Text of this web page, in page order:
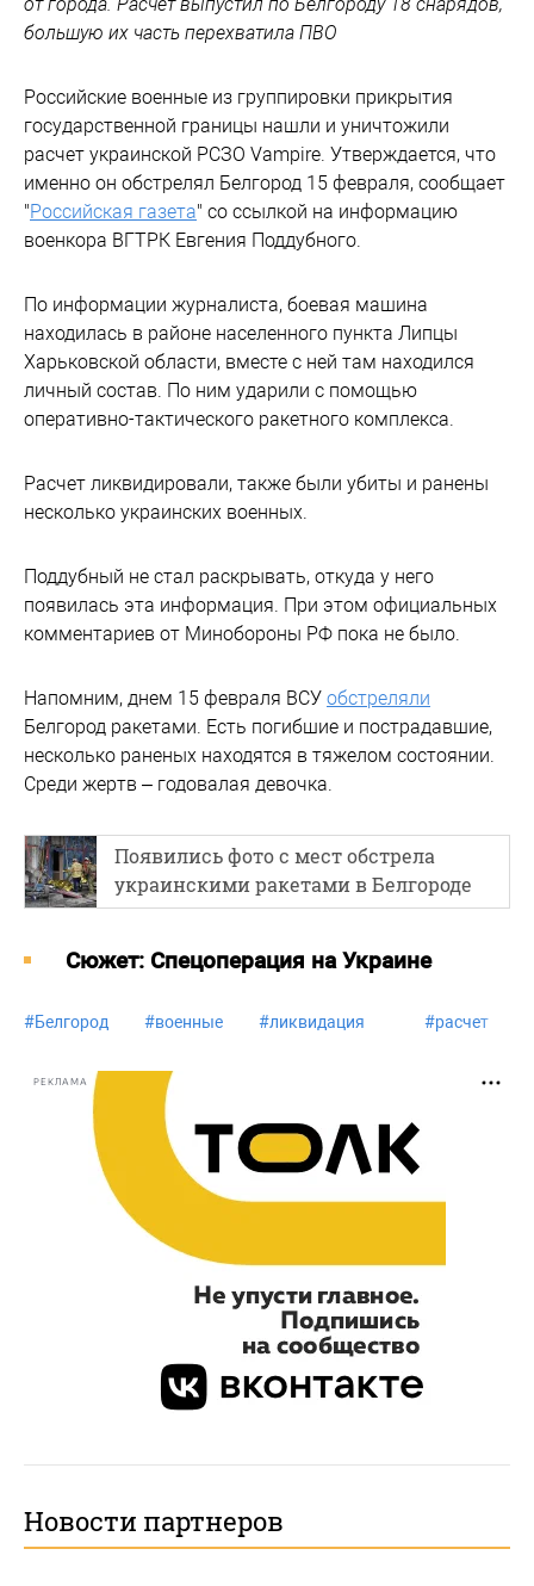
большую их часть перехватила ПВО
Российские военные из группировки прикрытия
государственной границы нашли и уничтожили
расчет украинской РСЗО Vampire. Утверждается, что
именно он обстрелял Белгород 15 февраля, сообщает
"Российская газета" со ссылкой на информацию
военкора ВГТРК Евгения Поддубного.
По информации журналиста, боевая машина
находилась в районе населенного пункта Липцы
Харьковской области, вместе с ней там находился
личный состав. По ним ударили с помощью
оперативно-тактического ракетного комплекса.
Расчет ликвидировали, также были убиты и ранены
несколько украинских военных.
Поддубный не стал раскрывать, откуда у него
появилась эта информация. При этом официальных
комментариев от Минобороны РФ пока не было.
Напомним, днем 15 февраля ВСУ обстреляли
Белгород ракетами. Есть погибшие и пострадавшие,
несколько раненых находятся в тяжелом состоянии.
Среди жертв – годовалая девочка.
Появились фото с мест обстрела
украинскими ракетами в Белгороде
Cюжет: Спецоперация на Украине
#Белгород #военные #ликвидация #расчет
РЕКЛАМА
Новости партнеров